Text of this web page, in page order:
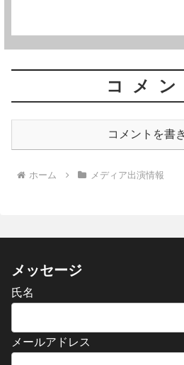
コメン
コメントを書
ホーム メディア出演情報
メッセージ
氏名
メールアドレス